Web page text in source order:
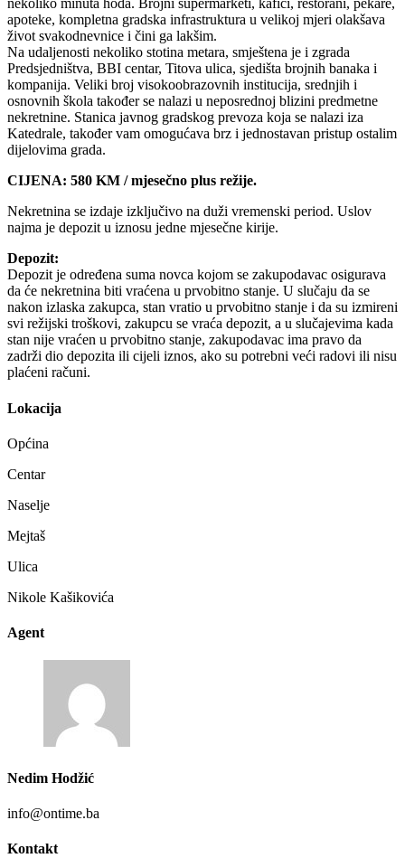
nekoliko minuta hoda. Brojni supermarketi, kafići, restorani, pekare,
apoteke, kompletna gradska infrastruktura u velikoj mjeri olakšava
život svakodnevnice i čini ga lakšim.
Na udaljenosti nekoliko stotina metara, smještena je i zgrada
Predsjedništva, BBI centar, Titova ulica, sjedišta brojnih banaka i
kompanija. Veliki broj visokoobrazovnih institucija, srednjih i
osnovnih škola također se nalazi u neposrednoj blizini predmetne
nekretnine. Stanica javnog gradskog prevoza koja se nalazi iza
Katedrale, također vam omogućava brz i jednostavan pristup ostalim
dijelovima grada.
CIJENA: 580 KM / mjesečno plus režije.
Nekretnina se izdaje izključivo na duži vremenski period. Uslov
najma je depozit u iznosu jedne mjesečne kirije.
Depozit:
Depozit je određena suma novca kojom se zakupodavac osigurava
da će nekretnina biti vraćena u prvobitno stanje. U slučaju da se
nakon izlaska zakupca, stan vratio u prvobitno stanje i da su izmireni
svi režijski troškovi, zakupcu se vraća depozit, a u slučajevima kada
stan nije vraćen u prvobitno stanje, zakupodavac ima pravo da
zadrži dio depozita ili cijeli iznos, ako su potrebni veći radovi ili nisu
plaćeni računi.
Lokacija
Općina
Centar
Naselje
Mejtaš
Ulica
Nikole Kašikovića
Agent
Nedim Hodžić
info@ontime.ba
Kontakt